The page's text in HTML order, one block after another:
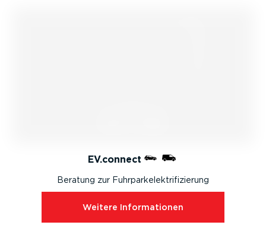
EV.connect
Beratung zur Fuhrpark­elek­tri­fi­zierung
Weitere Infor­ma­tionen